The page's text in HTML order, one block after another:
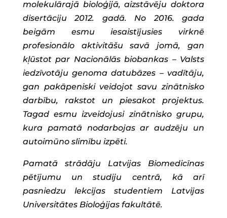
molekulārajā bioloģijā, aizstāvēju doktora
disertāciju 2012. gadā. No 2016. gada
beigām esmu iesaistījusies virknē
profesionālo aktivitāšu savā jomā, gan
kļūstot par Nacionālās biobankas – Valsts
iedzīvotāju genoma datubāzes – vadītāju,
gan pakāpeniski veidojot savu zinātnisko
darbību, rakstot un piesakot projektus.
Tagad esmu izveidojusi zinātnisko grupu,
kura pamatā nodarbojas ar audzēju un
autoimūno slimību izpēti.
Pamatā strādāju Latvijas Biomedicīnas
pētījumu un studiju centrā, kā arī
pasniedzu lekcijas studentiem Latvijas
Universitātes Bioloģijas fakultātē.